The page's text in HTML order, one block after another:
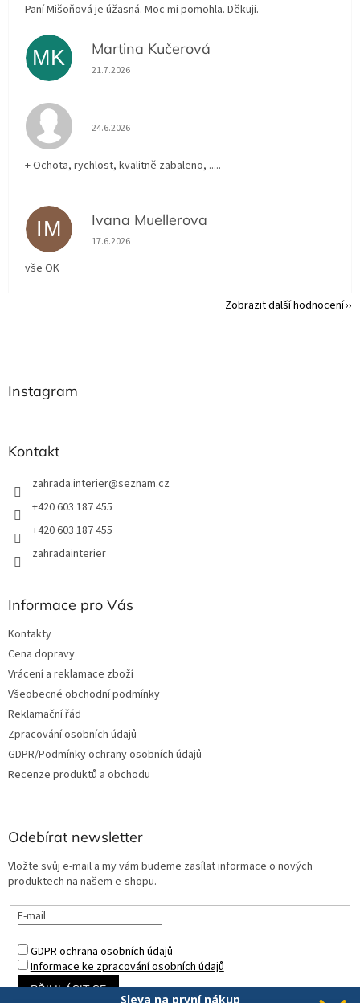
Paní Mišoňová je úžasná. Moc mi pomohla. Děkuji.
MK Martina Kučerová
Hodnocení obchodu je 5 z 5 hvězdiček.
21.7.2026
Hodnocení obchodu je 5 z 5 hvězdiček.
24.6.2026
+ Ochota, rychlost, kvalitně zabaleno, .....
IM Ivana Muellerova
Hodnocení obchodu je 5 z 5 hvězdiček.
17.6.2026
vše OK
Zobrazit další hodnocení
Z
Instagram
Kontakt
zahrada.interier@seznam.cz
+420 603 187 455
+420 603 187 455
zahradainterier
Informace pro Vás
Kontakty
Cena dopravy
Vrácení a reklamace zboží
Všeobecné obchodní podmínky
Reklamační řád
Zpracování osobních údajů
GDPR/Podmínky ochrany osobních údajů
Recenze produktů a obchodu
Odebírat newsletter
Vložte svůj e-mail a my vám budeme zasílat informace o nových
produktech na našem e-shopu.
E-mail
GDPR ochrana osobních údajů
Informace ke zpracování osobních údajů
PŘIHLÁSIT SE
Sleva na první nákup